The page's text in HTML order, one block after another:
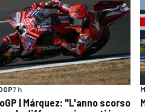
7 h
| Márquez: "L'anno scorso